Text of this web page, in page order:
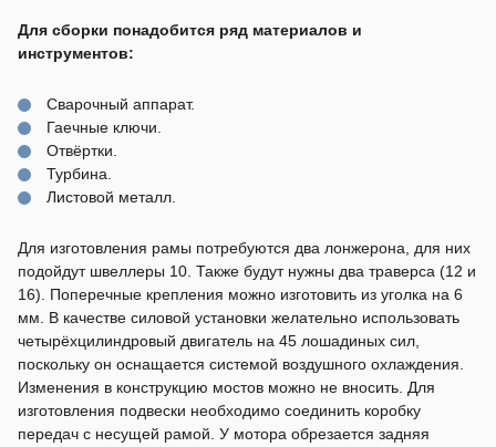
Для сборки понадобится ряд материалов и
инструментов:
Сварочный аппарат.
Гаечные ключи.
Отвёртки.
Турбина.
Листовой металл.
Для изготовления рамы потребуются два лонжерона, для них
подойдут швеллеры 10. Также будут нужны два траверса (12 и
16). Поперечные крепления можно изготовить из уголка на 6
мм. В качестве силовой установки желательно использовать
четырёхцилиндровый двигатель на 45 лошадиных сил,
поскольку он оснащается системой воздушного охлаждения.
Изменения в конструкцию мостов можно не вносить. Для
изготовления подвески необходимо соединить коробку
передач с несущей рамой. У мотора обрезается задняя